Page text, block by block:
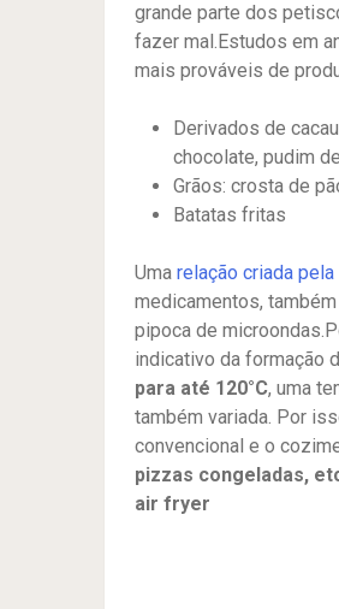
grande parte dos
fazer mal.Estudos em
mais prováveis de
Derivados de
chocolate, pudim
Grãos: crosta de
Batatas fritas
Uma relação criada
medicamentos,
pipoca de
indicativo da formação
para até 120°C, uma
também variada. Por
convencional e o
pizzas congeladas,
air fryer